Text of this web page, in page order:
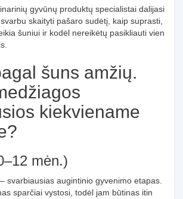
gyvūnų produktų specialistai dalijasi
skaityti pašaro sudėtį, kaip suprasti,
šuniui ir kodėl nereikėtų pasikliauti vien
šuns amžių.
kiekviename
mėn.)
svarbiausias augintinio gyvenimo etapas.
sparčiai vystosi, todėl jam būtinas itin